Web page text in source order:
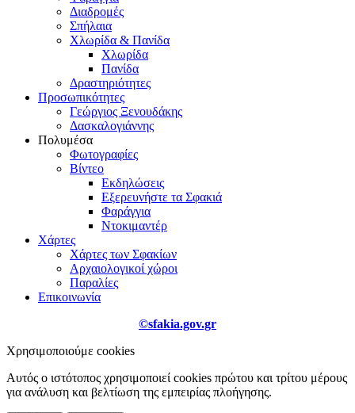
Διαδρομές
Σπήλαια
Χλωρίδα & Πανίδα
Χλωρίδα
Πανίδα
Δραστηριότητες
Προσωπικότητες
Γεώργιος Ξενουδάκης
Δασκαλογιάννης
Πολυμέσα
Φωτογραφίες
Βίντεο
Εκδηλώσεις
Εξερευνήστε τα Σφακιά
Φαράγγια
Ντοκιμαντέρ
Χάρτες
Χάρτες των Σφακίων
Αρχαιολογικοί χώροι
Παραλίες
Επικοινωνία
©sfakia.gov.gr
Χρησιμοποιούμε cookies
Αυτός ο ιστότοπος χρησιμοποιεί cookies πρώτου και τρίτου μέρους
για ανάλυση και βελτίωση της εμπειρίας πλοήγησης.